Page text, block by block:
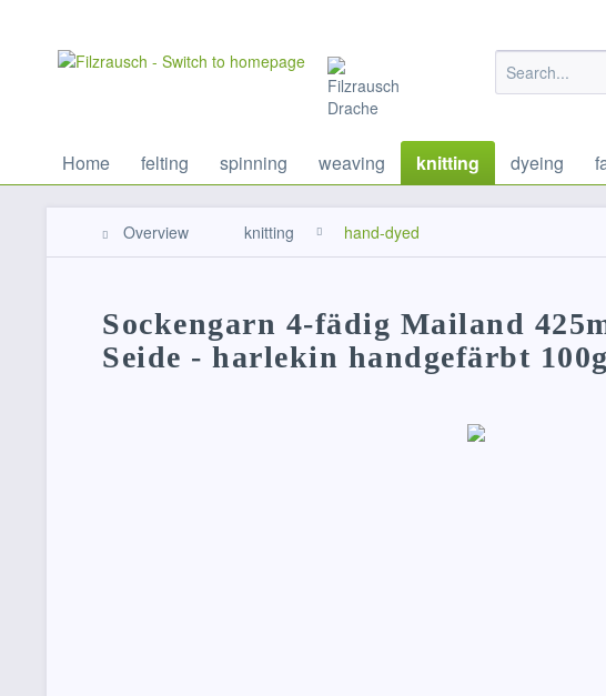
Home felting spinning weaving knitting dyeing
Overview knitting hand-dyed
Sockengarn 4-fädig Mailand
Seide - harlekin handgefärbt